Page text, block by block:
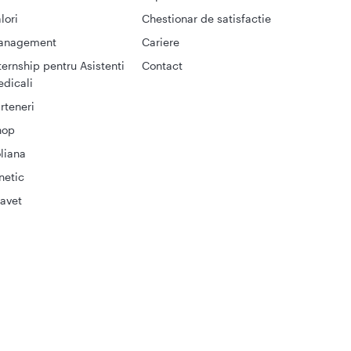
Chestionar de satisfactie
Cariere
Contact
pentru Asistenti